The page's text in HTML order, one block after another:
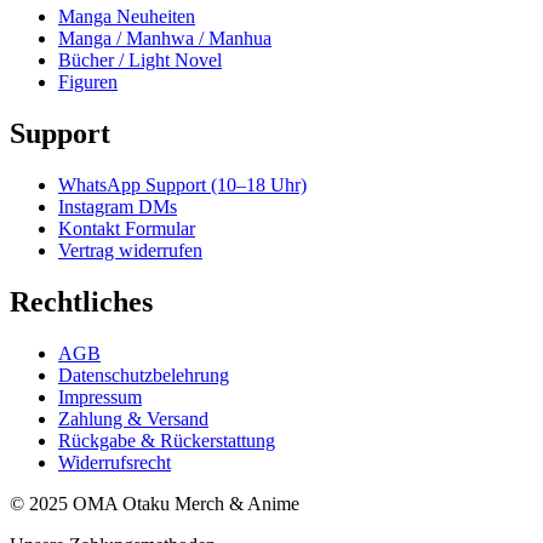
Manga Neuheiten
Manga / Manhwa / Manhua
Bücher / Light Novel
Figuren
Support
WhatsApp Support (10–18 Uhr)
Instagram DMs
Kontakt Formular
Vertrag widerrufen
Rechtliches
AGB
Datenschutzbelehrung
Impressum
Zahlung & Versand
Rückgabe & Rückerstattung
Widerrufsrecht
© 2025 OMA Otaku Merch & Anime